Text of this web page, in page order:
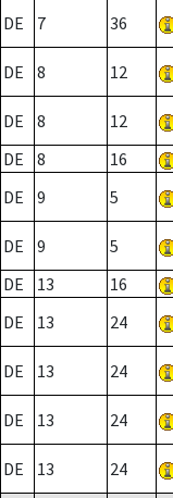
DE 7 36
DE 8 12
DE 8 12
DE
8 16
DE
9 5
DE 9 5
DE
13 16
DE
13 24
DE 13 24
DE 13 24
DE 13 24